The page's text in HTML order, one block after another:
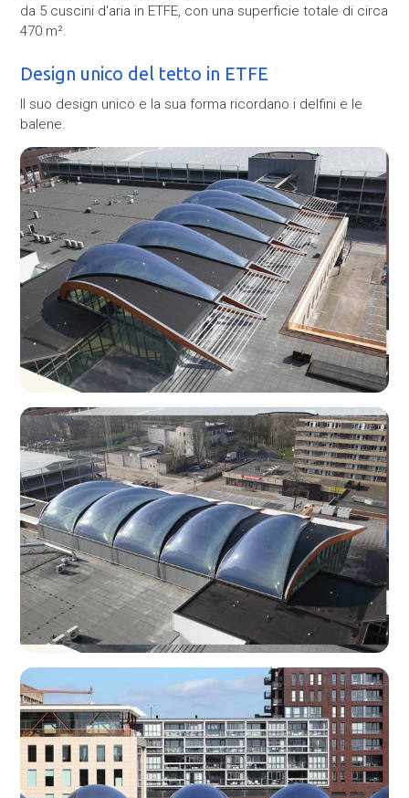
da 5 cuscini d'aria in ETFE, con una superficie totale di circa
470 m².
Design unico del tetto in ETFE
Il suo design unico e la sua forma ricordano i delfini e le
balene.